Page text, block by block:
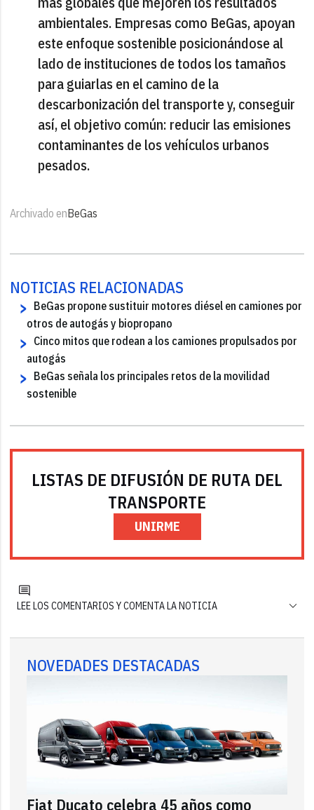
ambientales. Empresas como BeGas, apoyan
este enfoque sostenible posicionándose al
lado de instituciones de todos los tamaños
para guiarlas en el camino de la
descarbonización del transporte y, conseguir
así, el objetivo común: reducir las emisiones
contaminantes de los vehículos urbanos
pesados.
Archivado enBeGas
NOTICIAS RELACIONADAS
BeGas propone sustituir motores diésel en camiones por
otros de autogás y biopropano
Cinco mitos que rodean a los camiones propulsados por
autogás
BeGas señala los principales retos de la movilidad
sostenible
LISTAS DE DIFUSIÓN DE RUTA DEL
TRANSPORTE
UNIRME
LEE LOS COMENTARIOS Y COMENTA LA NOTICIA
NOVEDADES DESTACADAS
Fiat Ducato celebra 45 años como